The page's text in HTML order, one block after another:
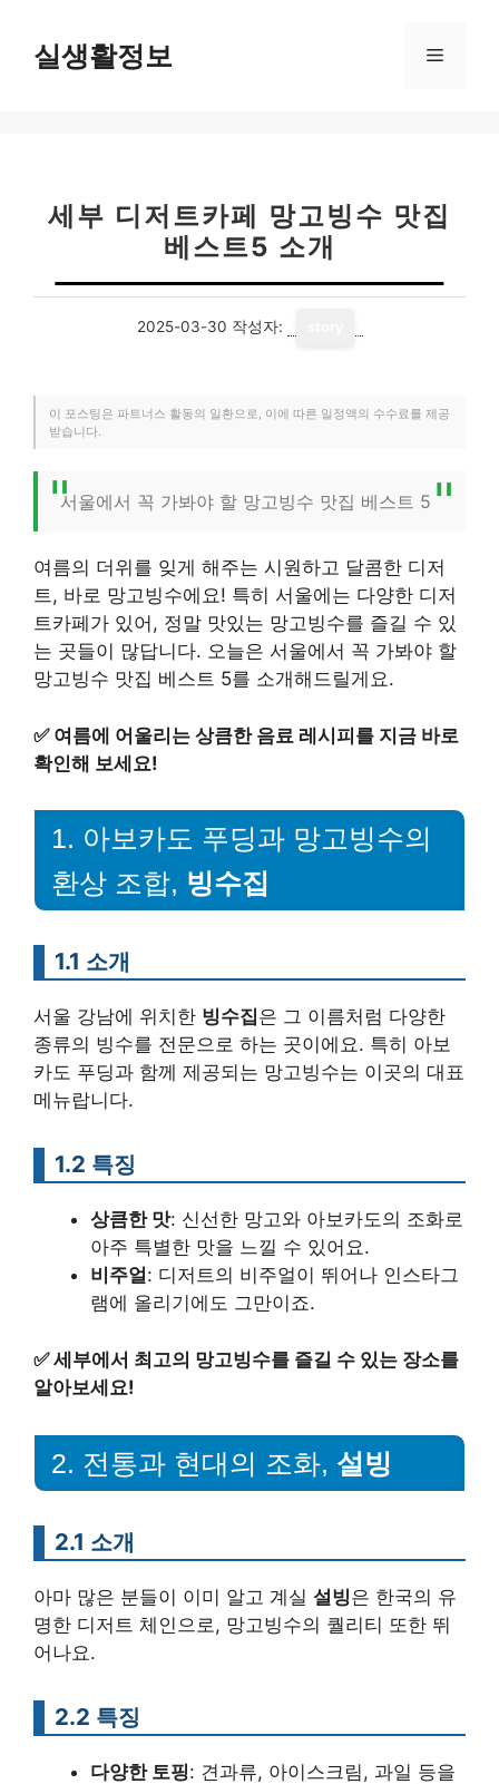
실생활정보 메
세부 디저트카페 망고빙수 맛집
베스트5 소개
2025-03-30 작성자:
이 포스팅은 파트너스 활동의 일환으로, 이에 따른 일정액의 수수료를 제공
받습니다.
서울에서 꼭 가봐야 할 망고빙수 맛집 베스트 5
여름의 더위를 잊게 해주는 시원하고 달콤한 디저
트, 바로 망고빙수에요! 특히 서울에는 다양한 디저
트카페가 있어, 정말 맛있는 망고빙수를 즐길 수 있
는 곳들이 많답니다. 오늘은 서울에서 꼭 가봐야 할
망고빙수 맛집 베스트 5를 소개해드릴게요.
✅ 여름에 어울리는 상큼한 음료 레시피를 지금 바로
확인해 보세요!
1. 아보카도 푸딩과 망고빙수의
환상 조합, 빙수집
1.1 소개
서울 강남에 위치한 빙수집은 그 이름처럼 다양한
종류의 빙수를 전문으로 하는 곳이에요. 특히 아보
카도 푸딩과 함께 제공되는 망고빙수는 이곳의 대표
메뉴랍니다.
1.2 특징
상큼한 맛: 신선한 망고와 아보카도의 조화로
아주 특별한 맛을 느낄 수 있어요.
비주얼: 디저트의 비주얼이 뛰어나 인스타그
램에 올리기에도 그만이죠.
✅세부에서 최고의 망고빙수를 즐길 수 있는 장소를
알아보세요!
2. 전통과 현대의 조화, 설빙
2.1 소개
아마 많은 분들이 이미 알고 계실 설빙은 한국의 유
명한 디저트 체인으로, 망고빙수의 퀄리티 또한 뛰
어나요.
2.2 특징
다양한 토핑: 견과류, 아이스크림, 과일 등을